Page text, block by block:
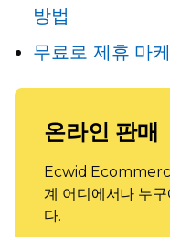
방법
무료로 제휴 마
온라인 판매
Ecwid
계 어디에서나 누
다.